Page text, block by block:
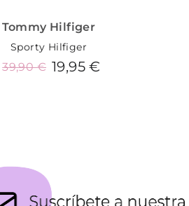
Tommy Hilfiger
Sporty Hilfiger
19,95 €
39,90 €